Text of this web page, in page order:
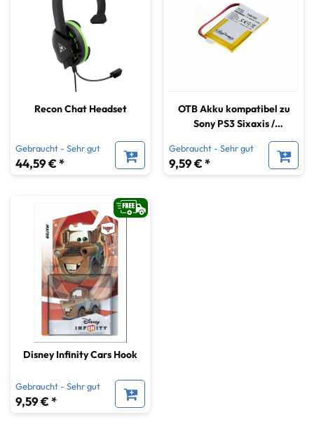
Recon Chat Headset
Gebraucht - Sehr gut
44,59 € *
OTB Akku kompatibel zu
Sony PS3 Sixaxis /
PlayStation 3 Sixaxis
Controller Li-Ion
Gebraucht - Sehr gut
9,59 € *
Disney Infinity Cars Hook
Gebraucht - Sehr gut
9,59 € *